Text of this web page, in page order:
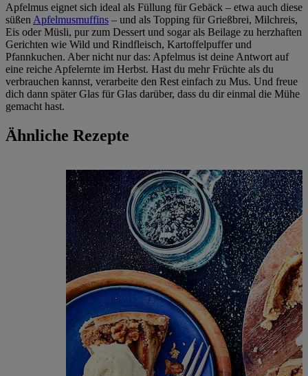
Apfelmus eignet sich ideal als Füllung für Gebäck – etwa auch diese
süßen Apfelmusmuffins – und als Topping für Grießbrei, Milchreis,
Eis oder Müsli, pur zum Dessert und sogar als Beilage zu herzhaften
Gerichten wie Wild und Rindfleisch, Kartoffelpuffer und
Pfannkuchen. Aber nicht nur das: Apfelmus ist deine Antwort auf
eine reiche Apfelernte im Herbst. Hast du mehr Früchte als du
verbrauchen kannst, verarbeite den Rest einfach zu Mus. Und freue
dich dann später Glas für Glas darüber, dass du dir einmal die Mühe
gemacht hast.
Ähnliche Rezepte